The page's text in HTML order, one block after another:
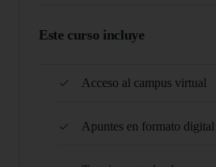
Este curso incluye
Acceso al campus virtual
Apuntes en formato digital